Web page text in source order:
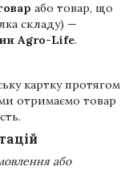
або товар, що
складу) —
Agro-Life.
картку протягом
отримаємо товар
або